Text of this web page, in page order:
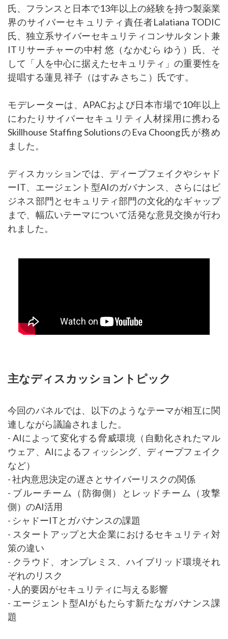
氏、フランスと日本で13年以上の経験を持つ製薬業
界のサイバーセキュリティ責任者Lalatiana TODIC
氏、独立系サイバーセキュリティコンサルタント兼
ITリサーチャーの中村 悠（なかむら ゆう）氏、そ
して「人を中心に据えたセキュリティ」の重要性を
提唱する蓮見 祥子（はすみ さちこ）氏です。
モデレーターは、APACおよび日本市場で10年以上
にわたりサイバーセキュリティ人材採用に携わる
Skillhouse Staffing SolutionsのEva Choong氏が務め
ました。
ディスカッションでは、ディープフェイクやシャド
ーIT、エージェント型AIのガバナンス、さらにはビ
ジネス部門とセキュリティ部門の文化的なギャップ
まで、幅広いテーマについて活発な意見交換が行わ
れました。
主なディスカッショントピック
今回のパネルでは、以下のようなテーマが相互に関
連しながら議論されました。
- AIによって変化する脅威環境（自動化されたマル
ウェア、AIによるフィッシング、ディープフェイク
など）
- 社内意思決定の遅さとサイバーリスクの関係
- ブルーチーム（防御側）とレッドチーム（攻撃
側）のAI活用
- シャドーITとガバナンスの課題
- スタートアップと大企業におけるセキュリティ対
策の違い
- クラウド、オンプレミス、ハイブリッド環境それ
ぞれのリスク
- 人的要因がセキュリティに与える影響
- エージェント型AIがもたらす新たなガバナンス課
題